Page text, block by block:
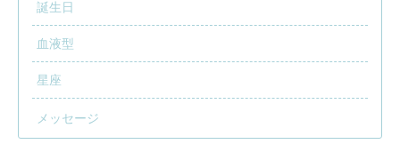
誕生日
血液型
星座
メッセージ